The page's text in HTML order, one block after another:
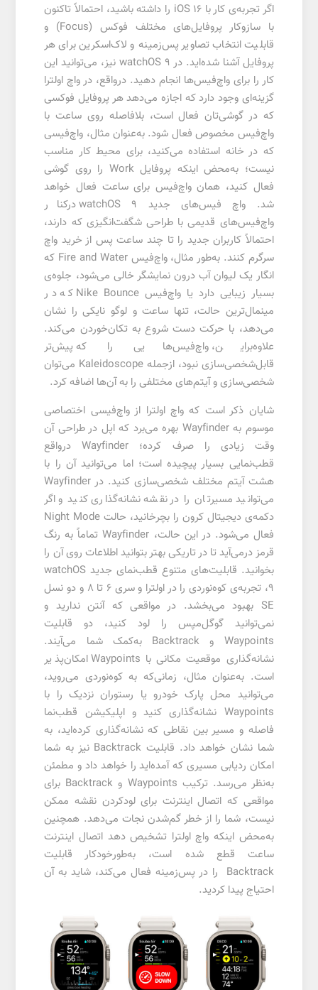
اگر تجربه‌ی کار با iOS 16 را داشته باشید، احتمالاً تاکنون
با سازوکار پروفایل‌های مختلف فوکس (Focus) و
قابلیت انتخاب تصاویر پس‌زمینه و لاک‌اسکرین برای هر
پروفایل آشنا شده‌اید. در watchOS 9 نیز، می‌توانید این
کار را برای واچ‌فیس‌ها انجام دهید. درواقع، در واچ اولترا
گزینه‌ای وجود دارد که اجازه می‌دهد هر پروفایل فوکسی
که در گوشی‌تان فعال است، بلافاصله روی ساعت با
واچ‌فیس مخصوص فعال شود. به‌عنوان مثال، واچ‌فیسی
که در خانه استفاده می‌کنید، برای محیط کار مناسب
نیست؛ به‌محض اینکه پروفایل Work را روی گوشی
فعال کنید، همان واچ‌فیس برای ساعت فعال خواهد
شد. واچ‌ فیس‌های جدید watchOS 9 درکنار
واچ‌فیس‌های قدیمی با طراحی شگفت‌انگیزی که دارند،
احتمالاً کاربران جدید را تا چند ساعت پس از خرید واچ
سرگرم کنند. به‌طور مثال، واچ‌فیس Fire and Water که
انگار یک لیوان آب درون نمایشگر خالی می‌شود، جلوه‌ی‌
بسیار زیبایی دارد یا واچ‌فیس Nike Bounce که در
مینمال‌ترین حالت، تنها ساعت و لوگو نایکی را نشان
می‌دهد، با حرکت دست شروع به تکان‌خوردن می‌کند.
علاوه‌براین، واچ‌فیس‌هایی را که پیش‌تر
قابل‌شخصی‌سازی نبود، ازجمله Kaleidoscope می‌توان
شخصی‌سازی و آیتم‌های مختلفی را به آن‌ها اضافه کرد.
شایان ذکر است که واچ اولترا از واچ‌فیسی اختصاصی
موسوم به Wayfinder بهره می‌برد که اپل در طراحی آن
وقت زیادی را صرف کرده؛ Wayfinder درواقع
قطب‌نمایی بسیار پیچیده است؛ اما می‌توانید آن را با
هشت آیتم مختلف شخصی‌سازی کنید. در Wayfinder
می‌توانید مسیرتان را در نقشه نشانه‌گذاری کنید و اگر
دکمه‌ی دیجیتال کرون را بچرخانید، حالت Night Mode
فعال می‌شود. در این حالت، Wayfinder تماماً به رنگ
قرمز درمی‌آید تا در تاریکی بهتر بتوانید اطلاعات روی آن را
بخوانید. قابلیت‌های متنوع قطب‌نمای جدید watchOS
9، تجربه‌ی کوه‌نوردی را در اولترا و سری 6 تا 8 و دو نسل
SE بهبود می‌بخشد. در مواقعی که آنتن ندارید و
نمی‌توانید گوگل‌مپس را لود کنید، دو قابلیت
Waypoints و Backtrack به‌کمک شما می‌آیند.
نشانه‌گذاری موقعیت مکانی با Waypoints امکان‌پذیر
است. به‌عنوان مثال، زمانی‌که به کوه‌نوردی می‌روید،
می‌توانید محل پارک خودرو یا رستوران نزدیک را با
Waypoints نشانه‌گذاری کنید و اپلیکیشن قطب‌نما
فاصله و مسیر بین نقاطی که نشانه‌گذاری کرده‌اید، به
شما نشان خواهد داد. قابلیت Backtrack نیز به شما
امکان ردیابی مسیری که آمده‌اید را خواهد داد و مطمئن
به‌نظر می‌رسد. ترکیب Waypoints ‌و Backtrack برای
مواقعی که اتصال اینترنت برای لود‌کردن نقشه ممکن
نیست، شما را از خطر گم‌شدن نجات می‌دهد. همچنین
به‌محض اینکه واچ اولترا تشخیص دهد اتصال اینترنت
ساعت قطع شده است، به‌طورخودکار قابلیت
Backtrack را در پس‌زمینه فعال می‌کند، شاید به آن
احتیاج پیدا کردید.